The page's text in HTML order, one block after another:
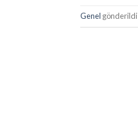
Genel gönderildi